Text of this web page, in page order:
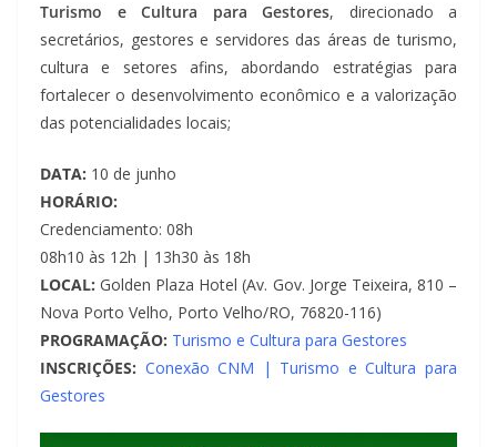
Turismo e Cultura para Gestores, direcionado a
secretários, gestores e servidores das áreas de turismo,
cultura e setores afins, abordando estratégias para
fortalecer o desenvolvimento econômico e a valorização
das potencialidades locais;
DATA: 10 de junho
HORÁRIO:
Credenciamento: 08h
08h10 às 12h | 13h30 às 18h
LOCAL: Golden Plaza Hotel (Av. Gov. Jorge Teixeira, 810 –
Nova Porto Velho, Porto Velho/RO, 76820-116)
PROGRAMAÇÃO: Turismo e Cultura para Gestores
INSCRIÇÕES: Conexão CNM | Turismo e Cultura para
Gestores